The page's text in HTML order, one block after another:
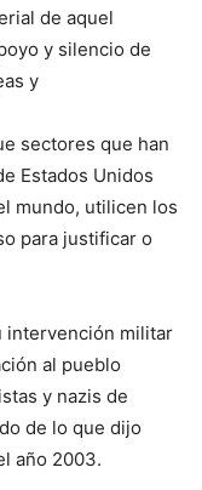
de aquel
y silencio de
y
sectores que han
Estados Unidos
mundo, utilicen los
para justificar o
intervención militar
al pueblo
y nazis de
de lo que dijo
año 2003.